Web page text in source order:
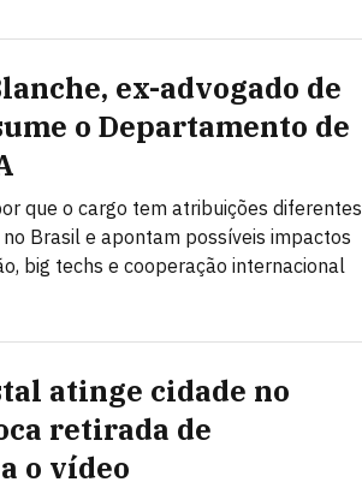
ex-advogado de
o Departamento de
que o cargo tem atribuições diferentes
Brasil e apontam possíveis impactos
big techs e cooperação internacional
atinge cidade no
retirada de
o vídeo